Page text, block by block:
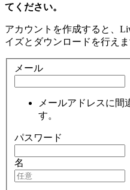
てください。
アカウントを作成すると、
イズとダウンロードを行えま
メール
メールアドレスに間
す。
パスワード
名